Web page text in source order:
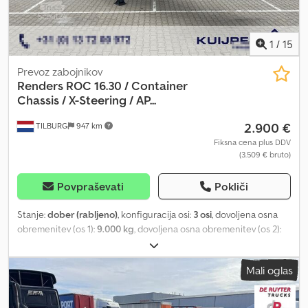
1 / 15
TILBURG 947 km
Prevoz zabojnikov
Renders ROC 16.30 / Container
Chassis / X-Steering / AP...
2.900 €
Fiksna cena plus DDV
(3.509 € bruto)
Povpraševati Pokliči
Stanje:dober (rabljeno), konfiguracija osi: 3 osi, dovoljena osna
obremenitev (os 1):9.000 kg, dovoljena osna obremenitev (os 2):
, dovoljena osna obremenitev (os 3):
registracija:10/2011, skupna dolžina:12.580 mm, skupna širina:
2.550 mm
zrak
, velikost
pnevmatike:385 / 65 / R22.5 , medosna razdalja:9.510 mm, barva:
modra , Leto izdelave:2011, Konfiguracija osi Dimenzija pnevmatik:
Mali oglas